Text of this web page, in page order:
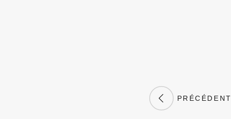
PRÉCÉDENT